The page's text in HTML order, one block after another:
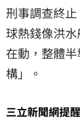
刑事調查終
球熱錢像洪
在動，整體
構」。
三立新聞網提